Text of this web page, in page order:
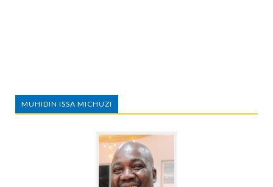
MUHIDIN ISSA MICHUZI